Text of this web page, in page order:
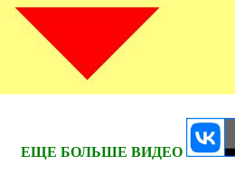
ЕЩЕ БОЛЬШЕ ВИДЕО